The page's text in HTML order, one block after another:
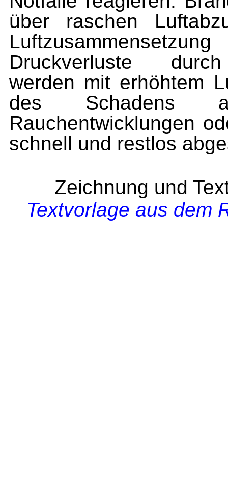
über raschen
Druckverluste durch
werden mit erhöhtem
des Schadens
Rauchentwicklungen
schnell und restlos
Zeichnung und
Textvorlage aus dem